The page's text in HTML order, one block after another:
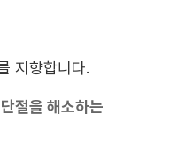
지향합니다.
절을 해소하는